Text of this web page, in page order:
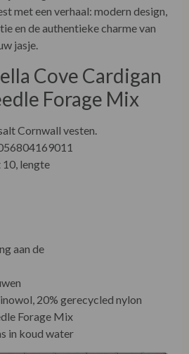
met een verhaal: modern design,
en de authentieke charme van
jasje.
Cove Cardigan
Forage Mix
Cornwall vesten.
lengte
aan de voorzijde
20% gerecycled nylon
Forage Mix
in koud water